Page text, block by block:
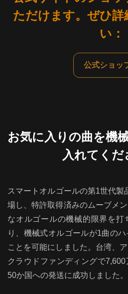
ただけます。ぜひ詳
い：
公式ショッ
お気に入りの曲を機
入れてくだ
スマートオルゴールの第1世代製
場し、特許取得済みのムーブメ
なオルゴールの機械的限界を打
り、機械式オルゴールが1曲の
ことを可能にしました。台湾、
クラウドファンディングで
50か国への発送に成功しました。